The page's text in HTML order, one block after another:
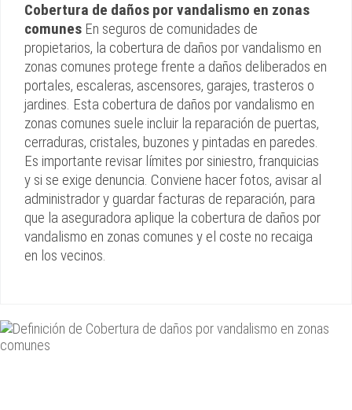
Cobertura de daños por vandalismo en zonas
comunes En seguros de comunidades de
propietarios, la cobertura de daños por vandalismo en
zonas comunes protege frente a daños deliberados en
portales, escaleras, ascensores, garajes, trasteros o
jardines. Esta cobertura de daños por vandalismo en
zonas comunes suele incluir la reparación de puertas,
cerraduras, cristales, buzones y pintadas en paredes.
Es importante revisar límites por siniestro, franquicias
y si se exige denuncia. Conviene hacer fotos, avisar al
administrador y guardar facturas de reparación, para
que la aseguradora aplique la cobertura de daños por
vandalismo en zonas comunes y el coste no recaiga
en los vecinos.